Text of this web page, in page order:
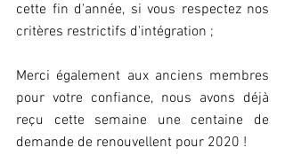
cette fin d'année, si vous respectez nos
critères restrictifs d'intégration ;
Merci également aux anciens membres
pour votre confiance, nous avons déjà
reçu cette semaine une centaine de
demande de renouvellent pour 2020 !